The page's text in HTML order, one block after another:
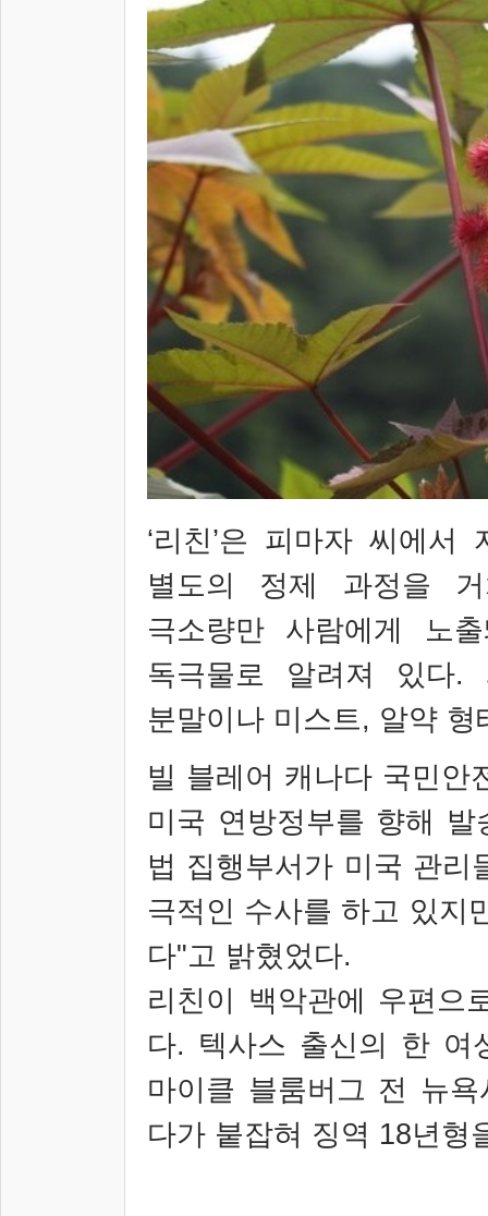
‘리친’은 피마자 씨에서
별도의 정제 과정을
극소량만 사람에게 노
독극물로 알려져 있다.
분말이나 미스트, 알약 형
빌 블레어 캐나다 국민
미국 연방정부를 향해
법 집행부서가 미국 관리
극적인 수사를 하고 있지
다"고 밝혔었다.
리친이 백악관에 우편으
다. 텍사스 출신의 한 여
마이클 블룸버그 전 뉴
다가 붙잡혀 징역 18년형